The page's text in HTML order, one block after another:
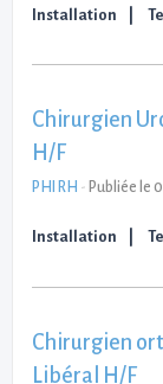
Installation
Chirurgien
H/F
PHI RH - Publiée le
Installation
Chirurgien
Libéral H/F